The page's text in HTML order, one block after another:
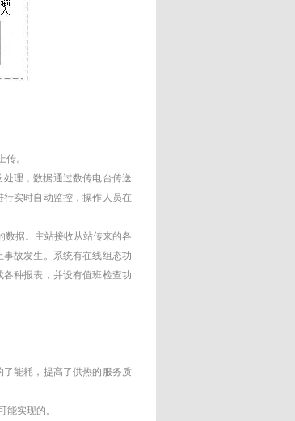
。
理，数据通过数传电台传送
实时自动监控，操作人员在
数据。主站接收从站传来的各
故发生。系统有在线组态功
种报表，并设有值班检查功
能耗，提高了供热的服务质
实现的。